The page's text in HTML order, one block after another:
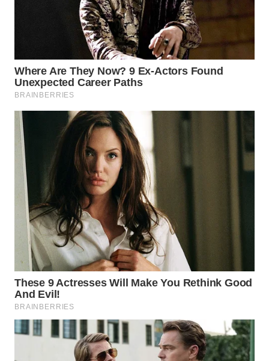
WN
KARO
SIMALUNGUN
WN
LABUHANBATU
WN
TAPANULI
TENGAH
WN DELI
SERDANG
WN
TEBING